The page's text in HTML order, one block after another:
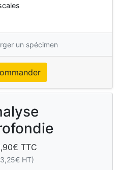
un spécimen
€ TTC
€ HT)